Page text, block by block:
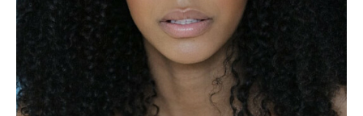
POP MUSICIENS
TALENTS INTERNATIONAUX
CANDIDATURE
NOS AGENCES
SUISSE